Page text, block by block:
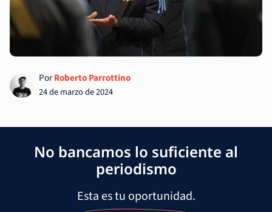
PorRoberto Parrottino
24 de marzo de 2024
No bancamos lo suficiente al
periodismo
Esta es tu oportunidad.